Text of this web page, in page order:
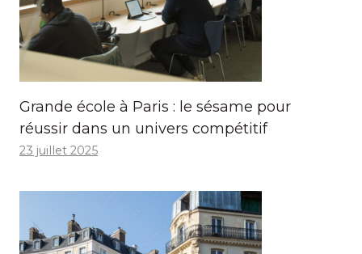
Grande école à Paris : le sésame pour
réussir dans un univers compétitif
23 juillet 2025